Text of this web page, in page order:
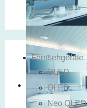
Fernsehgeräte
OLED
QLED
Neo QLED